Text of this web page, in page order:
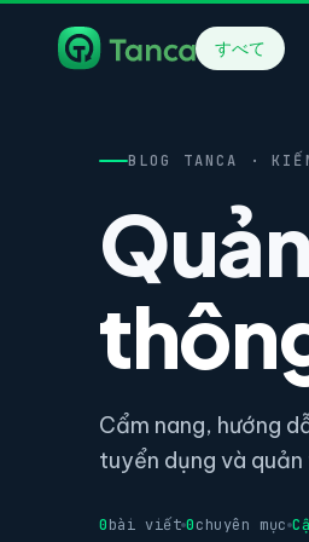
すべて
BLOG TANCA ·
Cẩm nang, hướng
tuyển dụng và
0bài viết 0chuyên mục